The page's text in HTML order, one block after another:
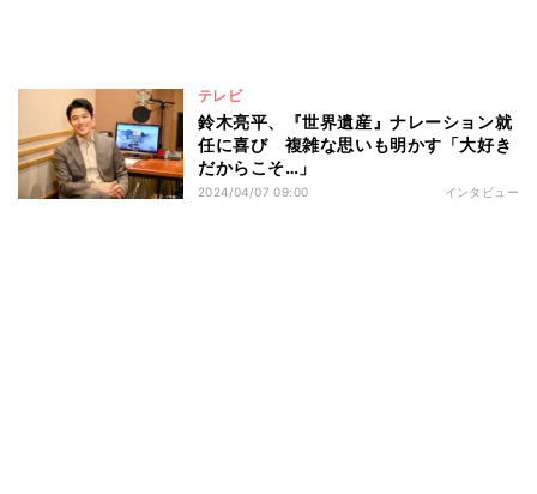
テレビ
鈴木亮平、『世界遺産』ナレーション就
任に喜び 複雑な思いも明かす「大好き
だからこそ…」
2024/04/07 09:00 インタビュー